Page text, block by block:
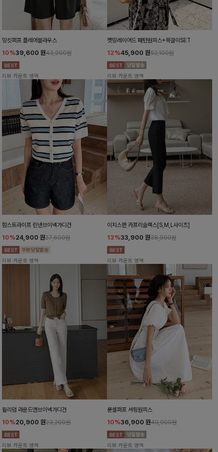
밍킷퍼프 플레어블라우스
10%39,600 원43,900원
리뷰 카운트 영역
캣밍레이어드 패턴원피스+목걸이SET
12%45,900 원52,100원
리뷰 카운트 영역
함스트라이프 린넨브이넥가디건
10%24,900 원27,600원
리뷰 카운트 영역
이지스판 카프리슬랙스[S,M,L사이즈]
13%33,900 원38,900원
리뷰 카운트 영역
윌리덤 라운드앤브이넥가디건
10%20,900 원23,200원
리뷰 카운트 영역
룬셀퍼프 셔링원피스
10%36,900 원40,900원
리뷰 카운트 영역